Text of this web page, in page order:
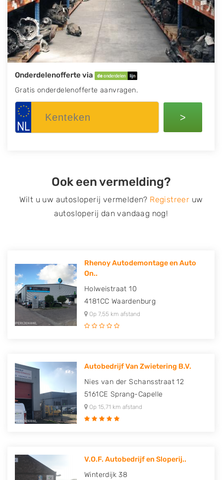
Onderdelenofferte via
Gratis onderdelenofferte aanvragen.
>
Ook een vermelding?
Wilt u uw autosloperij vermelden? Registreer uw
autosloperij dan vandaag nog!
Rhenoy Autodemontage en Auto
On..
Holweistraat 10
4181CC Waardenburg
Op 7,55 km afstand
Autobedrijf Van Zwietering B.V.
Nies van der Schansstraat 12
5161CE Sprang-Capelle
Op 15,71 km afstand
V.O.F. Autobedrijf en Sloperij..
Winterdijk 38